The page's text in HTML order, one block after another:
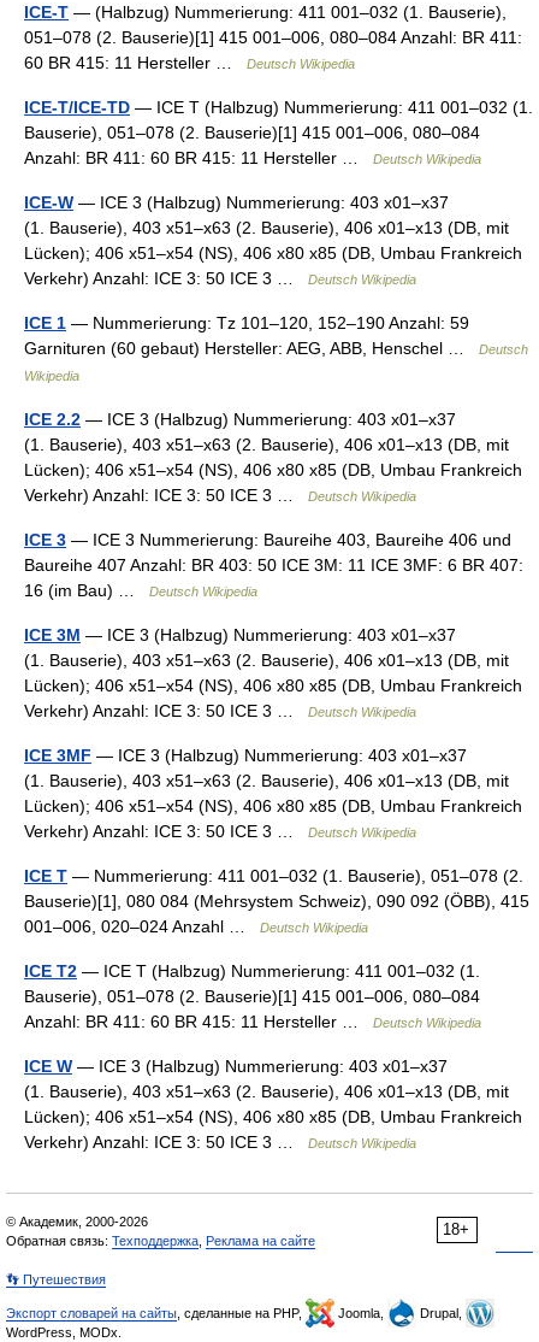
ICE-T — (Halbzug) Nummerierung: 411 001–032 (1. Bauserie),
051–078 (2. Bauserie)[1] 415 001–006, 080–084 Anzahl: BR 411:
60 BR 415: 11 Hersteller …
Deutsch Wikipedia
ICE-T/ICE-TD — ICE T (Halbzug) Nummerierung: 411 001–032 (1.
Bauserie), 051–078 (2. Bauserie)[1] 415 001–006, 080–084
Anzahl: BR 411: 60 BR 415: 11 Hersteller …
Deutsch Wikipedia
ICE-W — ICE 3 (Halbzug) Nummerierung: 403 x01–x37
(1. Bauserie), 403 x51–x63 (2. Bauserie), 406 x01–x13 (DB, mit
Lücken); 406 x51–x54 (NS), 406 x80 x85 (DB, Umbau Frankreich
Verkehr) Anzahl: ICE 3: 50 ICE 3 …
Deutsch Wikipedia
ICE 1 — Nummerierung: Tz 101–120, 152–190 Anzahl: 59
Garnituren (60 gebaut) Hersteller: AEG, ABB, Henschel …
Deutsch
Wikipedia
ICE 2.2 — ICE 3 (Halbzug) Nummerierung: 403 x01–x37
(1. Bauserie), 403 x51–x63 (2. Bauserie), 406 x01–x13 (DB, mit
Lücken); 406 x51–x54 (NS), 406 x80 x85 (DB, Umbau Frankreich
Verkehr) Anzahl: ICE 3: 50 ICE 3 …
Deutsch Wikipedia
ICE 3 — ICE 3 Nummerierung: Baureihe 403, Baureihe 406 und
Baureihe 407 Anzahl: BR 403: 50 ICE 3M: 11 ICE 3MF: 6 BR 407:
16 (im Bau) …
Deutsch Wikipedia
ICE 3M — ICE 3 (Halbzug) Nummerierung: 403 x01–x37
(1. Bauserie), 403 x51–x63 (2. Bauserie), 406 x01–x13 (DB, mit
Lücken); 406 x51–x54 (NS), 406 x80 x85 (DB, Umbau Frankreich
Verkehr) Anzahl: ICE 3: 50 ICE 3 …
Deutsch Wikipedia
ICE 3MF — ICE 3 (Halbzug) Nummerierung: 403 x01–x37
(1. Bauserie), 403 x51–x63 (2. Bauserie), 406 x01–x13 (DB, mit
Lücken); 406 x51–x54 (NS), 406 x80 x85 (DB, Umbau Frankreich
Verkehr) Anzahl: ICE 3: 50 ICE 3 …
Deutsch Wikipedia
ICE T — Nummerierung: 411 001–032 (1. Bauserie), 051–078 (2.
Bauserie)[1], 080 084 (Mehrsystem Schweiz), 090 092 (ÖBB), 415
001–006, 020–024 Anzahl …
Deutsch Wikipedia
ICE T2 — ICE T (Halbzug) Nummerierung: 411 001–032 (1.
Bauserie), 051–078 (2. Bauserie)[1] 415 001–006, 080–084
Anzahl: BR 411: 60 BR 415: 11 Hersteller …
Deutsch Wikipedia
ICE W — ICE 3 (Halbzug) Nummerierung: 403 x01–x37
(1. Bauserie), 403 x51–x63 (2. Bauserie), 406 x01–x13 (DB, mit
Lücken); 406 x51–x54 (NS), 406 x80 x85 (DB, Umbau Frankreich
Verkehr) Anzahl: ICE 3: 50 ICE 3 …
Deutsch Wikipedia
18+
© Академик, 2000-2026
Обратная связь: Техподдержка Реклама на сайте
👣 Путешествия
Экспорт словарей на сайты , сделанные на PHP, Joomla,
Drupal,
WordPress, MODx.